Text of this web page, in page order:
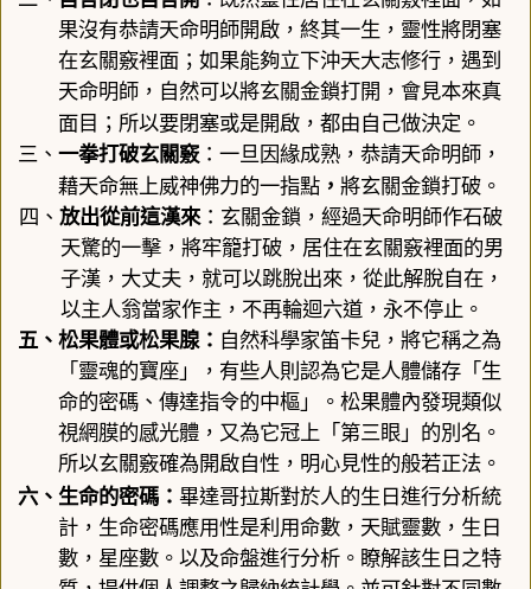
果沒有恭請天命明師開啟，終其一生，靈性將閉塞
在玄關竅裡面；如果能夠立下沖天大志修行，遇到
天命明師，自然可以將玄關金鎖打開，會見本來真
面目；所以要閉塞或是開啟，都由自己做決定 。
三、 一拳打破玄關竅： 一旦因緣成熟，恭請天命明師，
藉天命無上威神佛力的一指點 ，將玄關金鎖打破 。
四、放出從前這漢來： 玄關金鎖，經過天命明師作石破
天驚的一擊，將牢籠打破，居住在玄關竅裡面的男
子漢，大丈夫，就可以跳脫出來，從此解脫自在，
以主人翁當家作主，不再輪迴六道，永不停止。
五、 松果體或松果腺： 自然科學家笛卡兒，將它稱之為
「靈魂的寶座」，有些人則認為它是人體儲存「生
命的密碼、傳達指令的中樞」。松果體內發現類似
視網膜的感光體 ， 又為它冠上「第三眼」的別名。
所以玄關竅確為開啟自性，明心見性的般若正法。
六、 生命的密碼： 畢達哥拉斯對於人的生日進行分析統
計 ， 生命密碼應用性是利用命數，天賦靈數，生日
數，星座數。以及命盤進行分析。瞭解該生日之特